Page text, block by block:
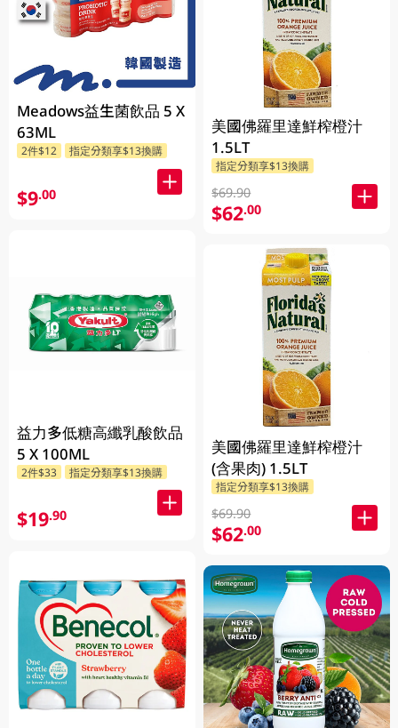
Meadows益生菌飲品 5 X
63ML
2件$12 指定分類享$13換購
$9.00
益力多低糖高纖乳酸飲品
5 X 100ML
2件$33 指定分類享$13換購
$19.90
美國佛羅里達鮮榨橙汁
1.5LT
指定分類享$13換購
$69.90
$62.00
美國佛羅里達鮮榨橙汁
(含果肉) 1.5LT
指定分類享$13換購
$69.90
$62.00